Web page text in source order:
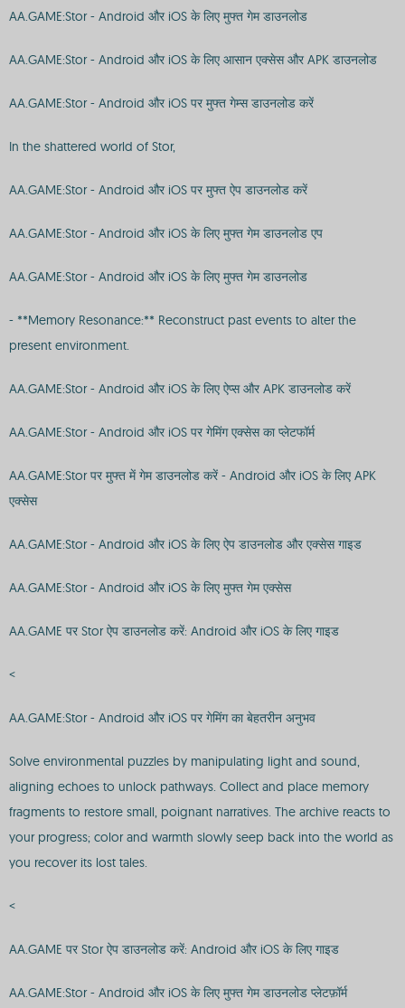
AA.GAME:Stor - Android और iOS के लिए मुफ्त गेम डाउनलोड
AA.GAME:Stor - Android और iOS के लिए आसान एक्सेस और APK डाउनलोड
AA.GAME:Stor - Android और iOS पर मुफ्त गेम्स डाउनलोड करें
In the shattered world of Stor,
AA.GAME:Stor - Android और iOS पर मुफ्त ऐप डाउनलोड करें
AA.GAME:Stor - Android और iOS के लिए मुफ्त गेम डाउनलोड एप
AA.GAME:Stor - Android और iOS के लिए मुफ्त गेम डाउनलोड
- **Memory Resonance:** Reconstruct past events to alter the
present environment.
AA.GAME:Stor - Android और iOS के लिए ऐप्स और APK डाउनलोड करें
AA.GAME:Stor - Android और iOS पर गेमिंग एक्सेस का प्लेटफॉर्म
AA.GAME:Stor पर मुफ्त में गेम डाउनलोड करें - Android और iOS के लिए APK
एक्सेस
AA.GAME:Stor - Android और iOS के लिए ऐप डाउनलोड और एक्सेस गाइड
AA.GAME:Stor - Android और iOS के लिए मुफ्त गेम एक्सेस
AA.GAME पर Stor ऐप डाउनलोड करें: Android और iOS के लिए गाइड
<
AA.GAME:Stor - Android और iOS पर गेमिंग का बेहतरीन अनुभव
Solve environmental puzzles by manipulating light and sound,
aligning echoes to unlock pathways. Collect and place memory
fragments to restore small, poignant narratives. The archive reacts to
your progress; color and warmth slowly seep back into the world as
you recover its lost tales.
<
AA.GAME पर Stor ऐप डाउनलोड करें: Android और iOS के लिए गाइड
AA.GAME:Stor - Android और iOS के लिए मुफ्त गेम डाउनलोड प्लेटफ़ॉर्म